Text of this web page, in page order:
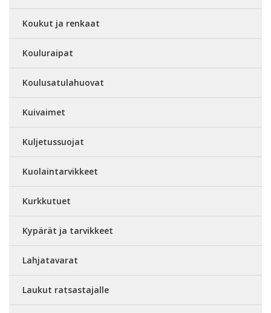
Koukut ja renkaat
Kouluraipat
Koulusatulahuovat
Kuivaimet
Kuljetussuojat
Kuolaintarvikkeet
Kurkkutuet
Kypärät ja tarvikkeet
Lahjatavarat
Laukut ratsastajalle